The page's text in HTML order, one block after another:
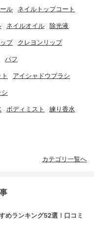
ル ネイルトップコート
ネイルオイル 除光液
プ クレヨンリップ
パフ
アイシャドウブラシ
シ
ボディミスト 練り香水
カテゴリ一覧へ
めランキング52選！口コミ